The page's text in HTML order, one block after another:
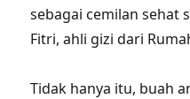
sebagai cemilan sehat
Fitri, ahli gizi dari
Tidak hanya itu, buah